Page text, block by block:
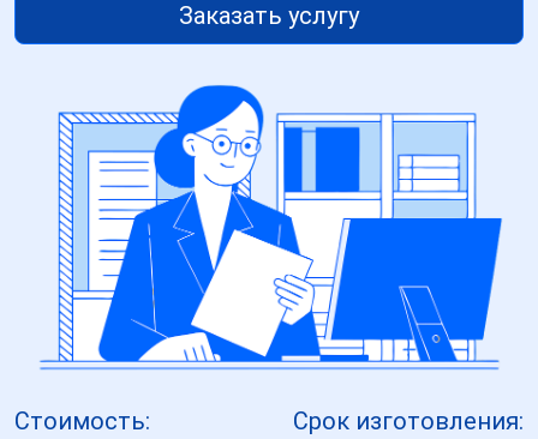
Заказать услугу
Стоимость: Срок изготовления: